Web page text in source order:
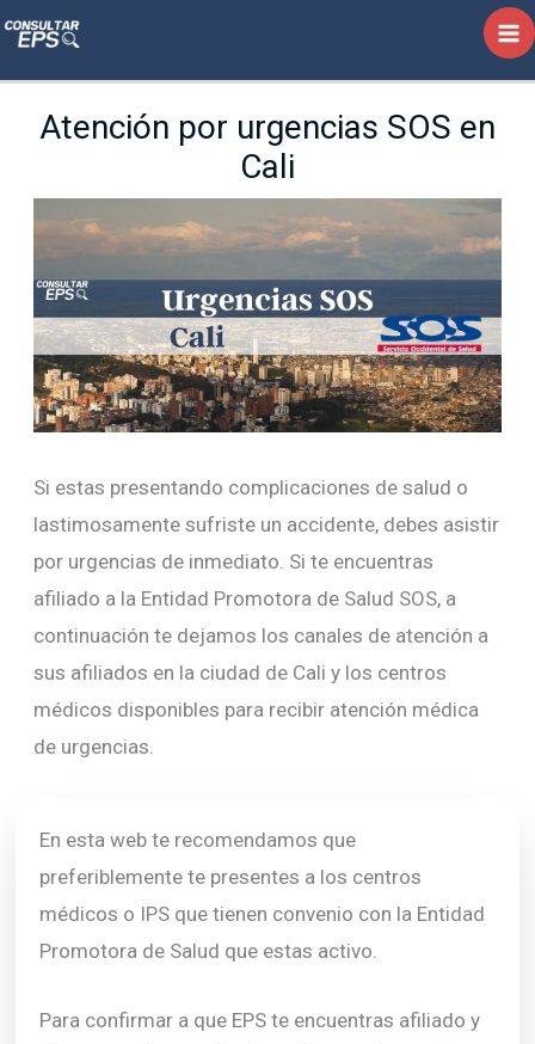
Ir
contenido
Atención por urgencias SOS en
Cali
Si estas presentando complicaciones de salud o
lastimosamente sufriste un accidente, debes asistir
por urgencias de inmediato. Si te encuentras
afiliado a la Entidad Promotora de Salud SOS, a
continuación te dejamos los canales de atención a
sus afiliados en la ciudad de Cali y los centros
médicos disponibles para recibir atención médica
de urgencias.
En esta web te recomendamos que
preferiblemente te presentes a los centros
médicos o IPS que tienen convenio con la Entidad
Promotora de Salud que estas activo.
Para confirmar a que EPS te encuentras afiliado y